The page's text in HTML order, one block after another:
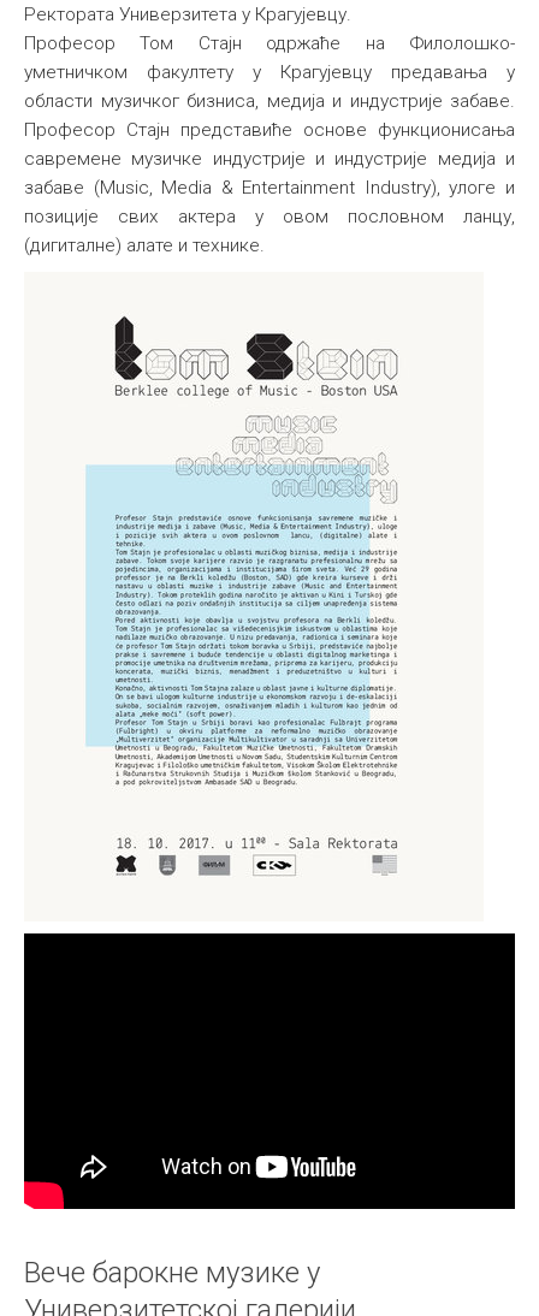
Ректората Универзитета у Крагујевцу.
Професор Том Стајн одржаће на Филолошко-
уметничком факултету у Крагујевцу предавања у
области музичког бизниса, медија и индустрије забаве.
Професор Стајн представиће основе функционисања
савремене музичке индустрије и индустрије медија и
забаве (Music, Media & Entertainment Industry), улоге и
позиције свих актера у овом пословном ланцу,
(дигиталне) алате и технике.
Вече барокне музике у